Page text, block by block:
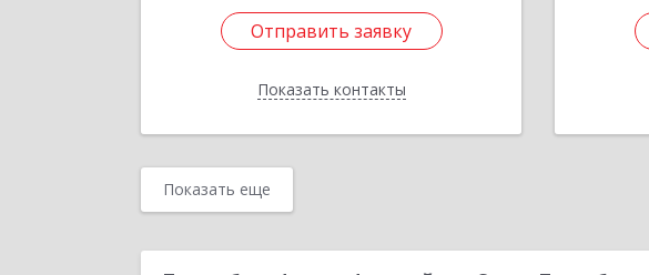
Отправить заявку
Показать контакты
Отправить заявку
Назад
Показать еще